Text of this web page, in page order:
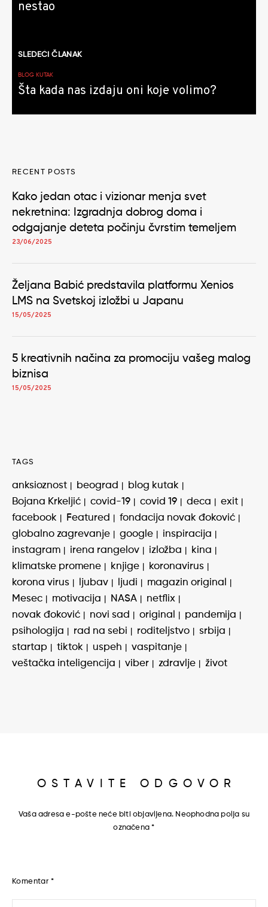
nestao
SLEDEĆI ČLANAK
BLOG KUTAK
Šta kada nas izdaju oni koje volimo?
RECENT POSTS
Kako jedan otac i vizionar menja svet
nekretnina: Izgradnja dobrog doma i
odgajanje deteta počinju čvrstim temeljem
23/06/2025
Željana Babić predstavila platformu Xenios
LMS na Svetskoj izložbi u Japanu
15/05/2025
5 kreativnih načina za promociju vašeg malog
biznisa
15/05/2025
TAGS
anksioznost beograd
blog kutak
Bojana Krkeljić
covid-19 covid 19 deca
exit
facebook
Featured
fondacija novak đoković
globalno zagrevanje
google
inspiracija
instagram
irena rangelov izložba
kina
klimatske promene
knjige
koronavirus
korona virus
ljubav ljudi
magazin original
Mesec
motivacija NASA
netflix
novak đoković
novi sad original
pandemija
psihologija
rad na sebi roditeljstvo
srbija
startap
tiktok uspeh
vaspitanje
veštačka inteligencija
viber zdravlje život
OSTAVITE ODGOVOR
Vaša adresa e-pošte neće biti objavljena. Neophodna polja su
označena*
Komentar *